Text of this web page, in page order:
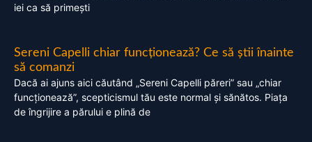
iei ca să primești
Sereni Capelli chiar funcționează? Ce să știi înainte
să comanzi
Dacă ai ajuns aici căutând „Sereni Capelli păreri” sau „chiar
funcționează”, scepticismul tău este normal și sănătos. Piața
de îngrijire a părului e plină de